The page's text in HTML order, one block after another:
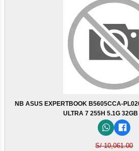
NB ASUS EXPERTBOOK B5605CCA-
ULTRA 7 255H 5.1G
S/ 10,061.00